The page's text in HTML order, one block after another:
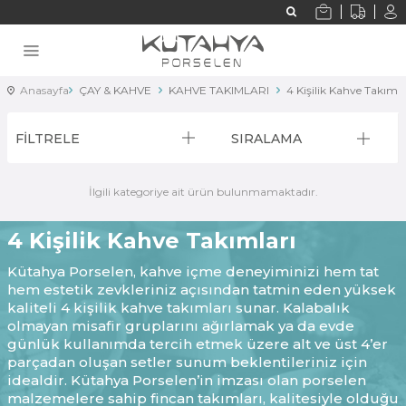
Anasayfa ÇAY & KAHVE KAHVE TAKIMLARI 4 Kişilik Kahve
FİLTRELE SIRALAMA
İlgili kategoriye ait ürün bulunmamaktadır.
4 Kişilik Kahve Takımları
Kütahya Porselen, kahve içme deneyiminizi hem tat
hem estetik zevkleriniz açısından tatmin eden yüksek
kaliteli 4 kişilik kahve takımları sunar. Kalabalık
olmayan misafir gruplarını ağırlamak ya da evde
günlük kullanımda tercih etmek üzere alt ve üst 4’er
parçadan oluşan setler sunum beklentileriniz için
idealdir. Kütahya Porselen’in imzası olan porselen
malzemelere sahip fincan takımları, kalitesiyle olduğu